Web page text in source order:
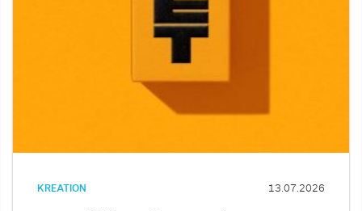
KREATION 13.07.2026